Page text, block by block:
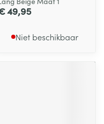
49,95
Niet beschikbaar